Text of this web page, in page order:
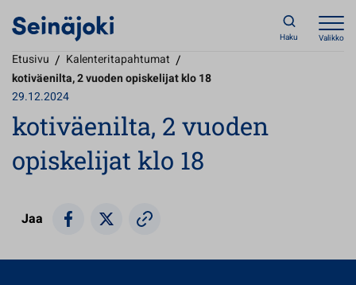
Haku Valikko
Etusivu / Kalenteritapahtumat /
kotiväenilta, 2 vuoden opiskelijat klo 18
29.12.2024
kotiväenilta, 2 vuoden
opiskelijat klo 18
Jaa